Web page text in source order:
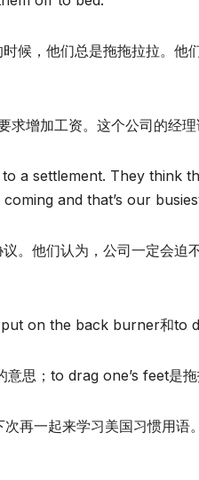
候，他们总是拖拖拉拉。他
增加工资。这个公司的经理
a settlement. They think
and that’s our
。他们认为，公司一定会迫
on the back burner和to
思；to drag one’s feet是拖
再一起来学习美国习惯用语